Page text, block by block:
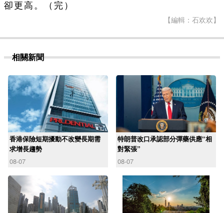
卻更高。（完）
【編輯：石欢欢】
相關新聞
香港保險短期擾動不改變長期需
求增長趨勢
08-07
特朗普改口承認部分彈藥供應“相
對緊張”
08-07